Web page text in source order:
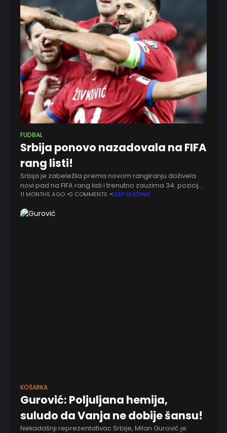
FUDBAL
Srbija ponovo nazadovala na FIFA
rang listi!
Srbija je zabeležila prema novom rangiranju doživela
novi pad na FIFA rang listi i trenutno zauzima 34. poziciju.
Posle poraza od Engleske u kvalifikacijama za Svetsko
11 MONTHS AGO 0 COMMENTS KEEP READING
KOŠARKA
Gurović: Poljuljana hemija,
suludo da Vanja ne dobije šansu!
Nekadašnji reprezentativac Srbije, Milan Gurović je